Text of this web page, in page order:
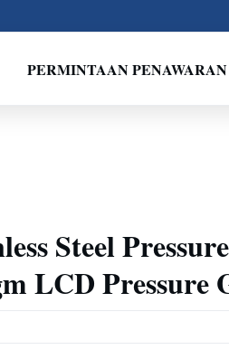
PERMINTAAN PENAWARAN
Steel
LCD Pressure